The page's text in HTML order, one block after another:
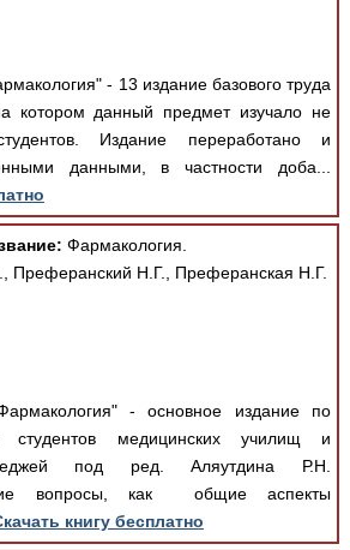
- 13 издание базового труда
котором данный предмет изучало не
Издание переработано и
данными, в частности доба...
Фармакология.
Преферанский Н.Г., Преферанская Н.Г.
- основное издание по
студентов медицинских училищ и
под ред. Аляутдина Р.Н.
вопросы, как общие аспекты
книгу бесплатно